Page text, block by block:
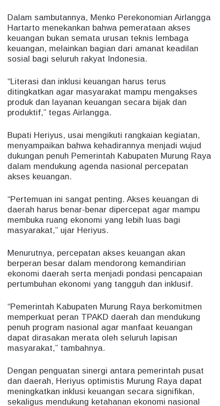
Dalam sambutannya, Menko Perekonomian Airlangga
Hartarto menekankan bahwa pemerataan akses
keuangan bukan semata urusan teknis lembaga
keuangan, melainkan bagian dari amanat keadilan
sosial bagi seluruh rakyat Indonesia.
“Literasi dan inklusi keuangan harus terus
ditingkatkan agar masyarakat mampu mengakses
produk dan layanan keuangan secara bijak dan
produktif,” tegas Airlangga.
Bupati Heriyus, usai mengikuti rangkaian kegiatan,
menyampaikan bahwa kehadirannya menjadi wujud
dukungan penuh Pemerintah Kabupaten Murung Raya
dalam mendukung agenda nasional percepatan
akses keuangan.
“Pertemuan ini sangat penting. Akses keuangan di
daerah harus benar-benar dipercepat agar mampu
membuka ruang ekonomi yang lebih luas bagi
masyarakat,” ujar Heriyus.
Menurutnya, percepatan akses keuangan akan
berperan besar dalam mendorong kemandirian
ekonomi daerah serta menjadi pondasi pencapaian
pertumbuhan ekonomi yang tangguh dan inklusif.
“Pemerintah Kabupaten Murung Raya berkomitmen
memperkuat peran TPAKD daerah dan mendukung
penuh program nasional agar manfaat keuangan
dapat dirasakan merata oleh seluruh lapisan
masyarakat,” tambahnya.
Dengan penguatan sinergi antara pemerintah pusat
dan daerah, Heriyus optimistis Murung Raya dapat
meningkatkan inklusi keuangan secara signifikan,
sekaligus mendukung ketahanan ekonomi nasional